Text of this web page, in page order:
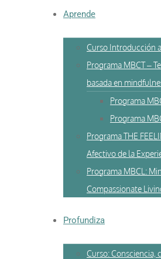
Aprende
Curso Introducción
Programa MBCT –
basada en
Programa
Programa
Programa THE
Afectivo de la
Programa MBCL:
Compassionate
Profundiza
Curso: Consciencia,